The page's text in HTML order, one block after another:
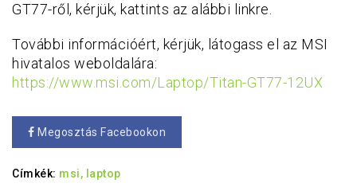
GT77-ről, kérjük, kattints az alábbi linkre.
További információért, kérjük, látogass el az MSI
hivatalos weboldalára:
https://www.msi.com/Laptop/Titan-GT77-12UX
Megosztás Facebookon
Címkék: msi, laptop